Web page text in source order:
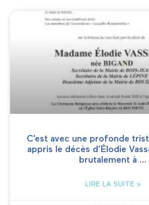
C’est avec une profonde
appris le décès d’Élodie
brutalement à …
LIRE LA SUITE »